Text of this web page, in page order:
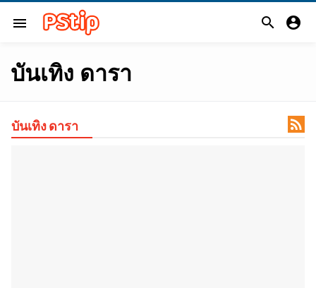
menu  
บันเทิง ดารา
บันเทิง ดารา 